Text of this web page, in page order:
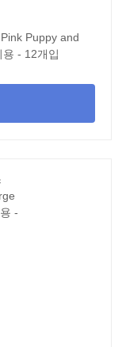
Puppy and
- 12개입